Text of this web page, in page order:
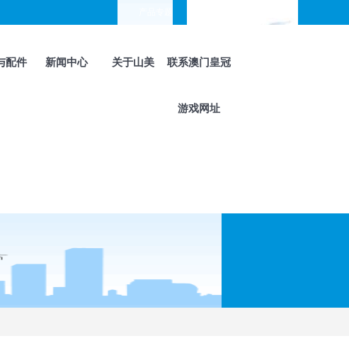
配件 新闻中心 关于山美 联系澳门皇冠
游戏网址